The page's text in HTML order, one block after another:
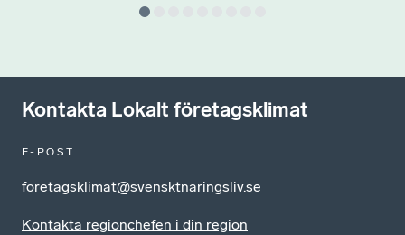
Kontakta Lokalt företagsklimat
E-POST
foretagsklimat@svensktnaringsliv.se
Kontakta regionchefen i din region